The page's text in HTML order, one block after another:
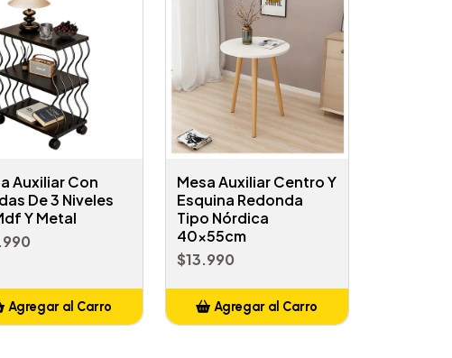
Auxiliar Con
De 3 Niveles
Y Metal
Agregar al Carro
Mesa Auxiliar Centro Y
Esquina Redonda
Tipo Nórdica
40x55cm
$13.990
Agregar al Carro